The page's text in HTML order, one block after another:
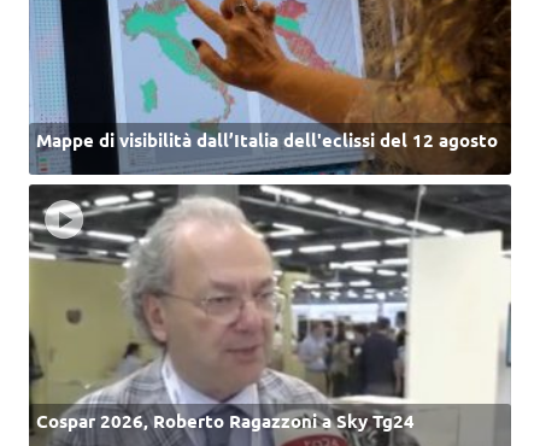
Mappe di visibilità dall’Italia dell'eclissi del 12 agosto
Cospar 2026, Roberto Ragazzoni a Sky Tg24